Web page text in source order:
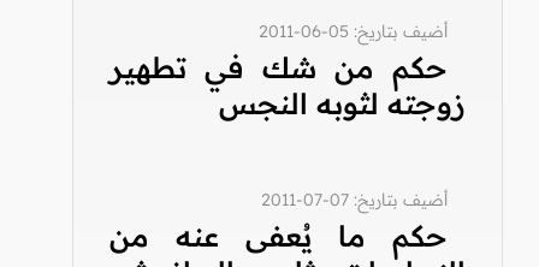
أضيف بتاريخ: 05-06-2011
حكم من شك في تطهير
زوجته لثوبه النجس
أضيف بتاريخ: 07-07-2011
حكم ما يُعفى عنه من